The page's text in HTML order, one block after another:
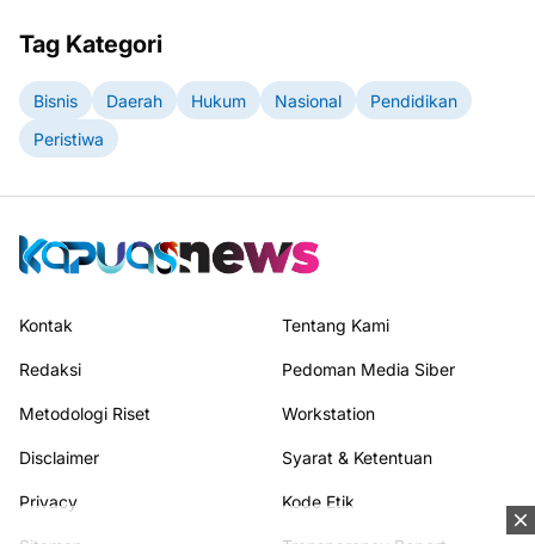
Tag Kategori
Bisnis Daerah Hukum Nasional
Pendidikan
Peristiwa
Kontak Tentang Kami
Redaksi Pedoman Media Siber
Metodologi Riset Workstation
Disclaimer Syarat & Ketentuan
Privacy Kode Etik